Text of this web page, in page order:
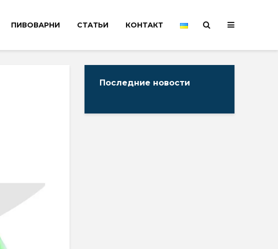
ПИВОВАРНИ СТАТЬИ КОНТАКТ
Последние новости